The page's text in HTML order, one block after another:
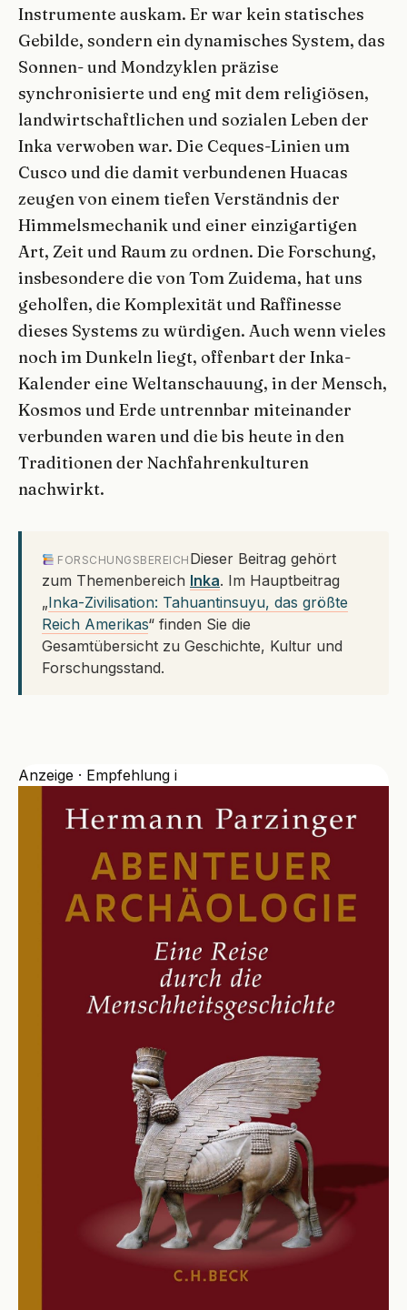
Instrumente auskam. Er war kein statisches
Gebilde, sondern ein dynamisches System, das
Sonnen- und Mondzyklen präzise
synchronisierte und eng mit dem religiösen,
landwirtschaftlichen und sozialen Leben der
Inka verwoben war. Die Ceques-Linien um
Cusco und die damit verbundenen Huacas
zeugen von einem tiefen Verständnis der
Himmelsmechanik und einer einzigartigen
Art, Zeit und Raum zu ordnen. Die Forschung,
insbesondere die von Tom Zuidema, hat uns
geholfen, die Komplexität und Raffinesse
dieses Systems zu würdigen. Auch wenn vieles
noch im Dunkeln liegt, offenbart der Inka-
Kalender eine Weltanschauung, in der Mensch,
Kosmos und Erde untrennbar miteinander
verbunden waren und die bis heute in den
Traditionen der Nachfahrenkulturen
nachwirkt.
FORSCHUNGSBEREICH Dieser Beitrag gehört
zum Themenbereich Inka. Im Hauptbeitrag
„Inka-Zivilisation: Tahuantinsuyu, das größte
Reich Amerikas“ finden Sie die
Gesamtübersicht zu Geschichte, Kultur und
Forschungsstand.
Anzeige · Empfehlung i